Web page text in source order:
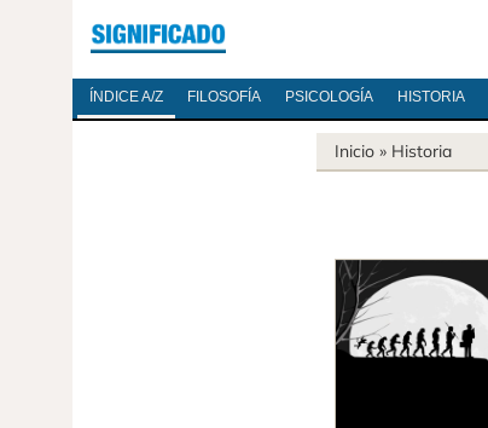
ÍNDICE A/Z FILOSOFÍA PSICOLOGÍA HISTORIA
Inicio » Historia